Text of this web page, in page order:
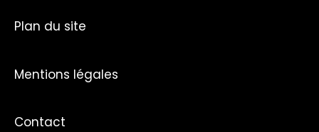
Plan du site
Mentions légales
Contact